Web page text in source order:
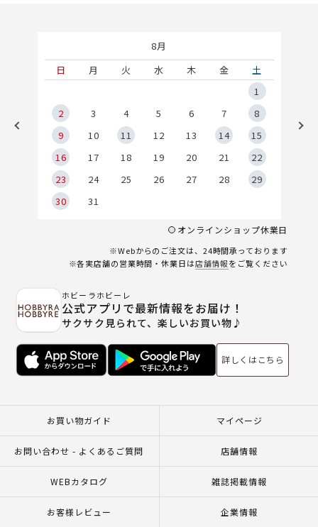
8月
日
月 火 水 木 金
土
1
2
3 4 5 6 7
8
9
10 11 12 13 14
15
16
17 18 19 20 21
22
23
24 25 26 27 28
29
30
31
オンラインショップ休業日
※Webからのご注文は、24時間承っております
※各実店舗の営業時間・休業日は店舗情報をご覧ください
ホビーラホビーレ
公式アプリで最新情報をお届け！
サクサク見られて、楽しいお買い物♪
詳しくはこちら
お買い物ガイド マイページ
お問い合わせ - よくあるご質問 店舗情報
WEBカタログ 雑誌掲載情報
お客様レビュー 企業情報